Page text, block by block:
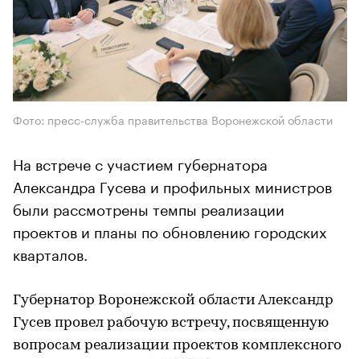
Фото: пресс-служба правительства Воронежской области
На встрече с участием губернатора
Александра Гусева и профильных министров
были рассмотрены темпы реализации
проектов и планы по обновлению городских
кварталов.
Губернатор Воронежской области Александр
Гусев провел рабочую встречу, посвященную
вопросам реализации проектов комплексного